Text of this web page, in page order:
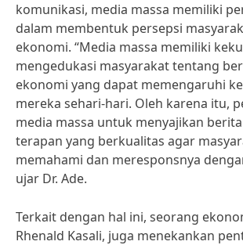
komunikasi, media massa memiliki
dalam membentuk persepsi
ekonomi. “Media massa memiliki
mengedukasi masyarakat tentang
ekonomi yang dapat memengaruhi
mereka sehari-hari. Oleh karena itu,
media massa untuk menyajikan
terapan yang berkualitas agar
memahami dan meresponsnya
ujar Dr. Ade.
Terkait dengan hal ini, seorang
Rhenald Kasali, juga menekankan